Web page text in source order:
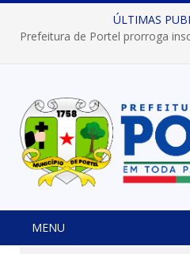
ÚLTIMAS
MENU